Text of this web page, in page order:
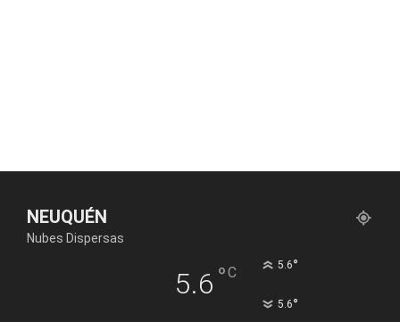
NEUQUÉN
Nubes Dispersas
5.6 °C 5.6°
5.6°